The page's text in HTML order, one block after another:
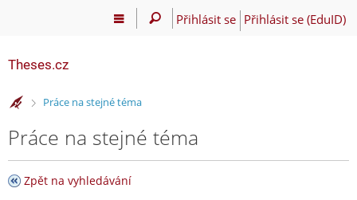
Přihlásit se Přihlásit se (EduID)
Theses.cz
>Práce na stejné téma
Práce na stejné téma
Zpět na vyhledávání